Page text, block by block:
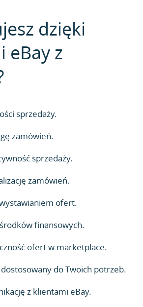
dzięki
eBay z
sprzedaży.
zamówień.
sprzedaży.
zamówień.
ofert.
finansowych.
ofert w marketplace.
do Twoich potrzeb.
z klientami eBay.